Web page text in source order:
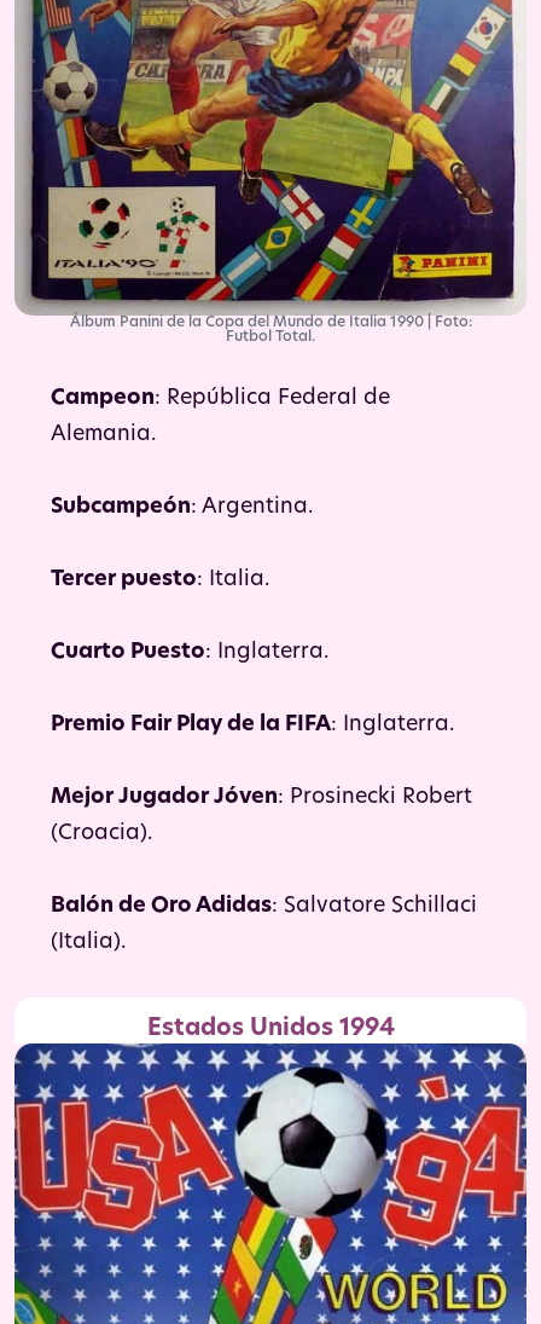
Álbum Panini de la Copa del Mundo de Italia 1990 | Foto:
Futbol Total.
Campeon: República Federal de
Alemania.
Subcampeón: Argentina.
Tercer puesto: Italia.
Cuarto Puesto: Inglaterra.
Premio Fair Play de la FIFA: Inglaterra.
Mejor Jugador Jóven: Prosinecki Robert
(Croacia).
Balón de Oro Adidas: Salvatore Schillaci
(Italia).
Estados Unidos 1994